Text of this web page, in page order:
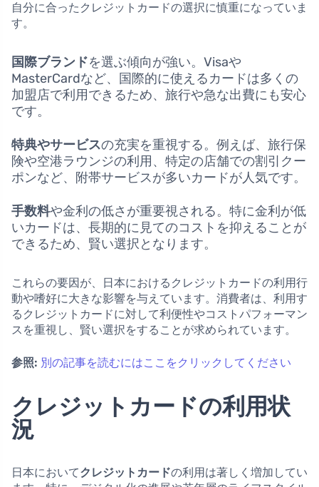
自分に合ったクレジットカードの選択に慎重になっていま
す。
国際ブランドを選ぶ傾向が強い。Visaや
MasterCardなど、国際的に使えるカードは多くの
加盟店で利用できるため、旅行や急な出費にも安心
です。
特典やサービスの充実を重視する。例えば、旅行保
険や空港ラウンジの利用、特定の店舗での割引クー
ポンなど、附帯サービスが多いカードが人気です。
手数料や金利の低さが重要視される。特に金利が低
いカードは、長期的に見てのコストを抑えることが
できるため、賢い選択となります。
これらの要因が、日本におけるクレジットカードの利用行
動や嗜好に大きな影響を与えています。消費者は、利用す
るクレジットカードに対して利便性やコストパフォーマン
スを重視し、賢い選択をすることが求められています。
参照: 別の記事を読むにはここをクリックしてください
クレジットカードの利用状
況
日本においてクレジットカードの利用は著しく増加してい